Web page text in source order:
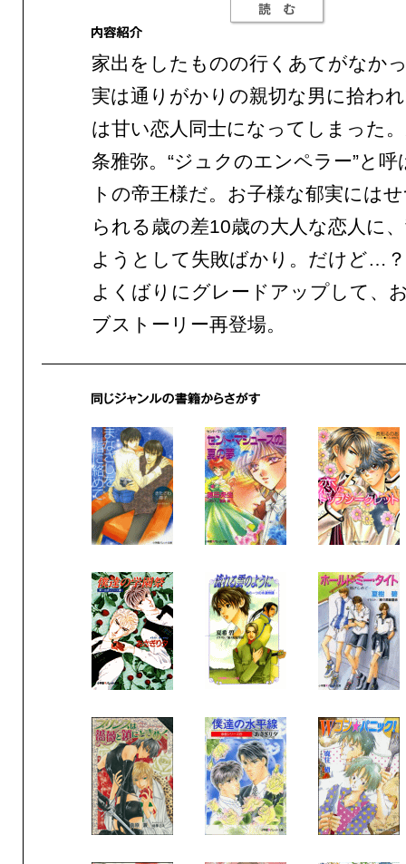
家出をしたものの行くあてがなか
実は通りがかりの親切な男に拾わ
は甘い恋人同士になってしまった
条雅弥。“ジュクのエンペラー”と
トの帝王様だ。お子様な郁実には
られる歳の差10歳の大人な恋人に
ようとして失敗ばかり。だけど…
よくばりにグレードアップして、
ブストーリー再登場。